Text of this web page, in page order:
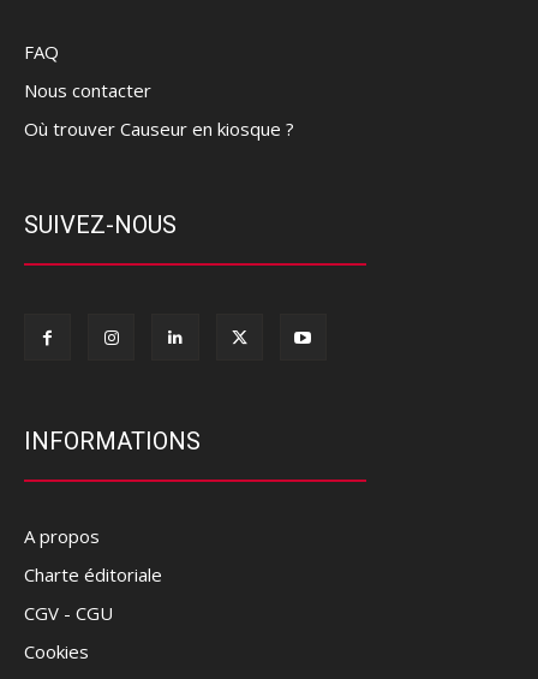
FAQ
Nous contacter
Où trouver Causeur en kiosque ?
SUIVEZ-NOUS
INFORMATIONS
A propos
Charte éditoriale
CGV - CGU
Cookies